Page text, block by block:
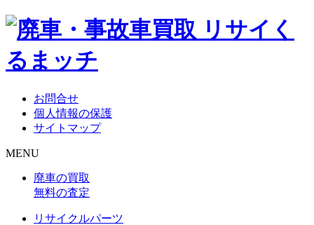
お問合せ
個人情報の保護
サイトマップ
MENU
廃車の買取
無料の査定
リサイクルパーツ